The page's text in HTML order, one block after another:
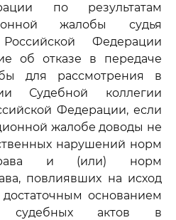
по результатам
жалобы судья
Федерации
об отказе в передаче
для рассмотрения в
Судебной коллегии
Федерации, если
жалобе доводы не
нарушений норм
права и (или) норм
повлиявших на исход
основанием
судебных актов в